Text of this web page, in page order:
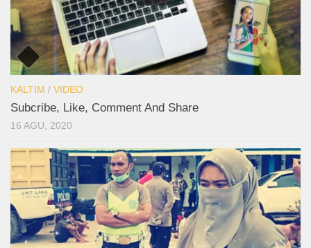
KALTIM / VIDEO
Subcribe, Like, Comment And Share
16 AGU, 2020